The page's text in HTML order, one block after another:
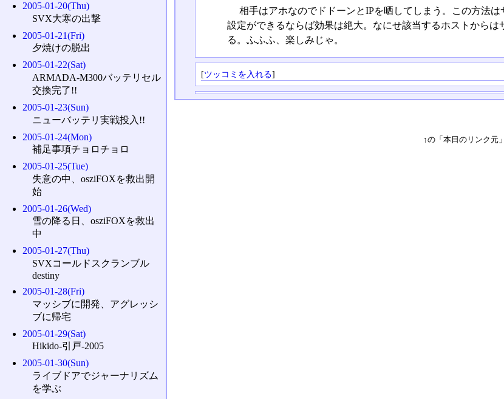
相手はアホなのでドドーンとIPを晒してしまう。この方法
設定ができるならば効果は絶大。なにせ該当するホストから
る。ふふふ、楽しみじゃ。
[ツッコミを入れる]
↑の「本日のリンク元
2005-01-20(Thu)
SVX大寒の出撃
2005-01-21(Fri)
夕焼けの脱出
2005-01-22(Sat)
ARMADA-M300バッテリセル
交換完了!!
2005-01-23(Sun)
ニューバッテリ実戦投入!!
2005-01-24(Mon)
補足事項チョロチョロ
2005-01-25(Tue)
失意の中、osziFOXを救出開
始
2005-01-26(Wed)
雪の降る日、osziFOXを救出
中
2005-01-27(Thu)
SVXコールドスクランブル
destiny
2005-01-28(Fri)
マッシブに開発、アグレッシ
ブに帰宅
2005-01-29(Sat)
Hikido-引戸-2005
2005-01-30(Sun)
ライブドアでジャーナリズム
を学ぶ